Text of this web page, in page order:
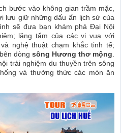
bước vào không gian trầm mặc,
lưu giữ những dấu ấn lịch sử của
sẽ đưa bạn khám phá Đại Nội
lăng tẩm của các vị vua với
nghệ thuật chạm khắc tinh tế;
dòng sông Hương thơ mộng
trải nghiệm du thuyền trên sông
và thưởng thức các món ăn